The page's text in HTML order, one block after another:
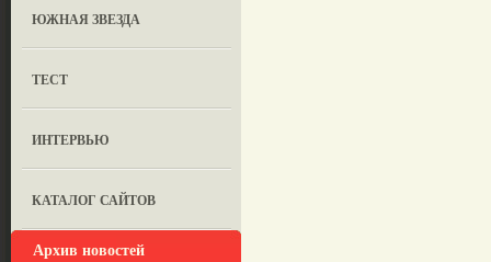
ЮЖНАЯ ЗВЕЗДА
ТЕСТ
ИНТЕРВЬЮ
КАТАЛОГ САЙТОВ
Архив новостей